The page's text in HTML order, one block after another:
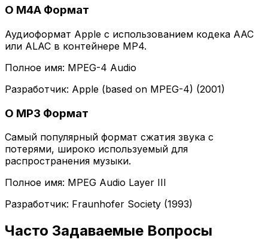
О M4A Формат
Аудиоформат Apple с использованием кодека AAC
или ALAC в контейнере MP4.
Полное имя: MPEG-4 Audio
Разработчик: Apple (based on MPEG-4) (2001)
О MP3 Формат
Самый популярный формат сжатия звука с
потерями, широко используемый для
распространения музыки.
Полное имя: MPEG Audio Layer III
Разработчик: Fraunhofer Society (1993)
Часто Задаваемые Вопросы